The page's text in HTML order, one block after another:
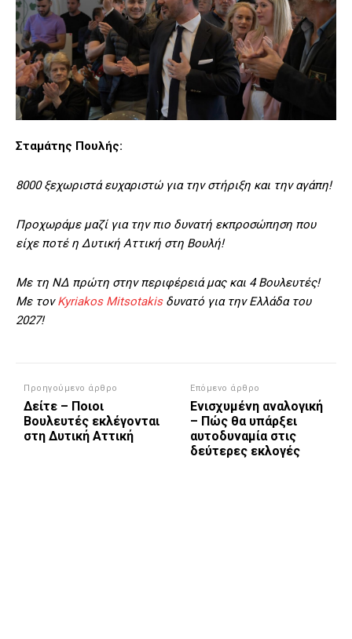
Σταμάτης Πουλής:
8000 ξεχωριστά ευχαριστώ για την στήριξη και την αγάπη!
Προχωράμε μαζί για την πιο δυνατή εκπροσώπηση που
είχε ποτέ η Δυτική Αττική στη Βουλή!
Με τη ΝΔ πρώτη στην περιφέρειά μας και 4 Βουλευτές!
Με τονKyriakos Mitsotakisδυνατό για την Ελλάδα του
2027!
Προηγούμενο άρθρο
Δείτε – Ποιοι
Βουλευτές εκλέγονται
στη Δυτική Αττική
Επόμενο άρθρο
Ενισχυμένη αναλογική
– Πώς θα υπάρξει
αυτοδυναμία στις
δεύτερες εκλογές